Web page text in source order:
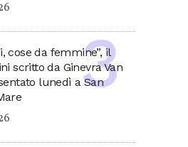
cose da femmine”, il
scritto da Ginevra Van
lunedì a San